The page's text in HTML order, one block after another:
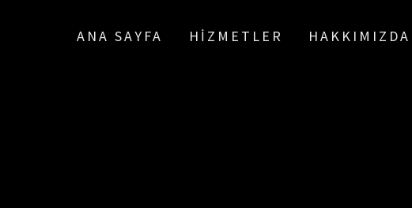
ANA SAYFA HIZMETLER HAKKIMIZDA